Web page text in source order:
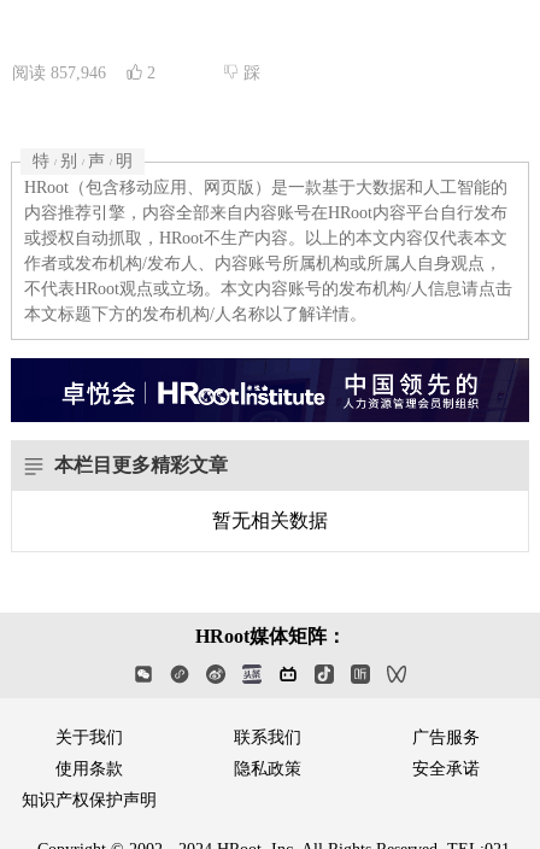
阅读 857,946 2 踩
特 / 别 / 声 / 明
HRoot（包含移动应用、网页版）是一款基于大数据和人工智能的
内容推荐引擎，内容全部来自内容账号在HRoot内容平台自行发布
或授权自动抓取，HRoot不生产内容。以上的本文内容仅代表本文
作者或发布机构/发布人、内容账号所属机构或所属人自身观点，
不代表HRoot观点或立场。本文内容账号的发布机构/人信息请点击
本文标题下方的发布机构/人名称以了解详情。
本栏目更多精彩文章
暂无相关数据
HRoot媒体矩阵：
关于我们 联系我们
广告服务
使用条款
隐私政策
安全承诺
知识产权保护声明